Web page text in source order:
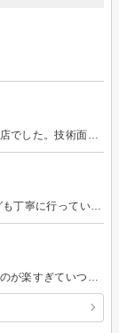
担当の方の接客は大変良かったです。 カウンセリングも丁寧に行っていただき安心できました。 本当にありがとうございました！ ただ1点、入り口が1階なのですが、1階のスタッフの対応が良くなかったです。 2階直通の入り口があれば、このような思いしなかったなと残念でなりません。 担当のお姉さんには良くしていただいたのに、このようなコメントで申し訳ありません。